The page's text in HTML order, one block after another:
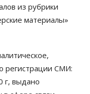
в
региона
из рубрики
материалы»
регистрации СМИ:
г, выдано